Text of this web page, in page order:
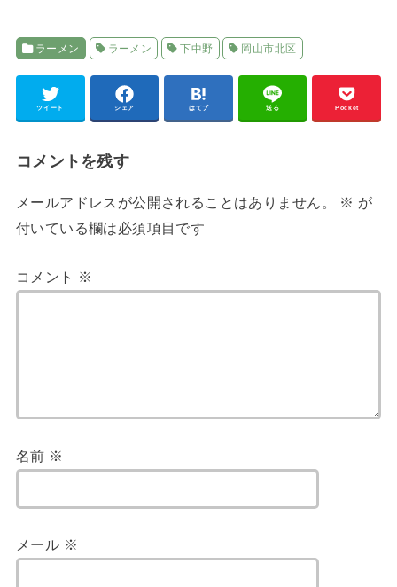
ラーメン ラーメン 下中野 岡山市北区
ツイート シェア はてブ 送る Pocket
コメントを残す
メールアドレスが公開されることはありません。 ※ が
付いている欄は必須項目です
コメント ※
名前 ※
メール ※